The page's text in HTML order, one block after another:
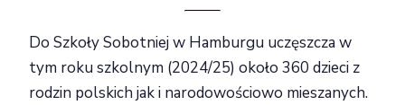
Do Szkoły Sobotniej w Hamburgu uczęszcza w
tym roku szkolnym (2024/25) około 360 dzieci z
rodzin polskich jak i narodowościowo mieszanych.